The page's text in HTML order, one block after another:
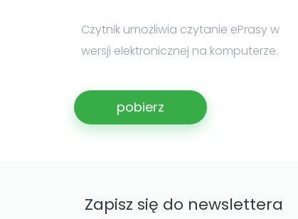
Czytnik umożliwia czytanie ePrasy w
wersji elektronicznej na komputerze.
pobierz
Zapisz się do newslettera